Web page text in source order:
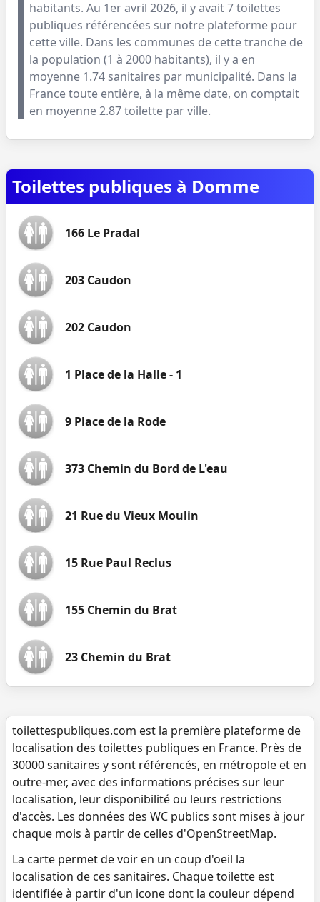
habitants. Au 1er avril 2026, il y avait7toilettes
publiques référencées sur notre plateforme pour
cette ville. Dans les communes de cette tranche de
la population (1 à 2000 habitants), il y a en
moyenne 1.74 sanitaires par municipalité. Dans la
France toute entière, à la même date, on comptait
en moyenne2.87toilette par ville.
Toilettes publiques à Domme
166 Le Pradal
203 Caudon
202 Caudon
1 Place de la Halle - 1
9 Place de la Rode
373 Chemin du Bord de L'eau
21 Rue du Vieux Moulin
15 Rue Paul Reclus
155 Chemin du Brat
23 Chemin du Brat
toilettespubliques.com est la première plateforme de
localisation des toilettes publiques en France. Près de
30000 sanitaires y sont référencés, en métropole et en
outre-mer, avec des informations précises sur leur
localisation, leur disponibilité ou leurs restrictions
d'accès. Les données des WC publics sont mises à jour
chaque mois à partir de celles d'OpenStreetMap.
La carte permet de voir en un coup d'oeil la
localisation de ces sanitaires. Chaque toilette est
identifiée à partir d'un icone dont la couleur dépend